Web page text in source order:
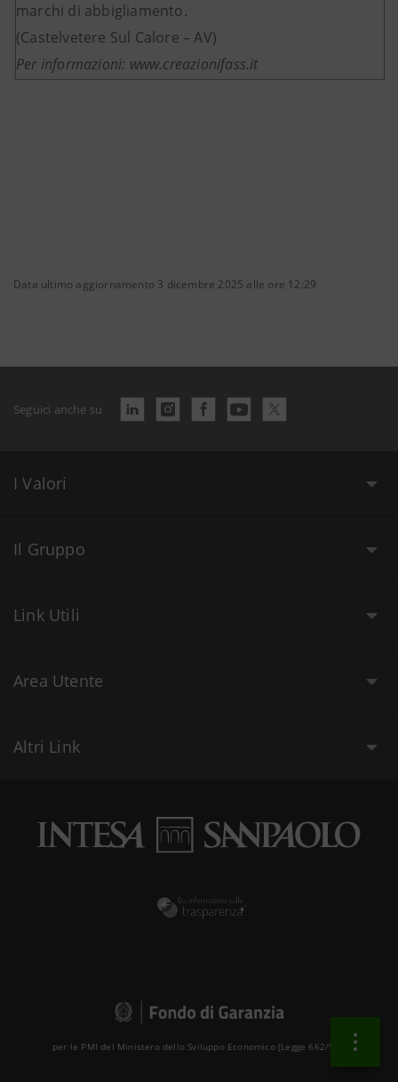
marchi di abbigliamento.
(Castelvetere Sul Calore – AV)
Per informazioni: www.creazionifass.it
Data ultimo aggiornamento 3 dicembre 2025 alle ore 12:29
Seguici anche su
I Valori
Il Gruppo
Link Utili
Area Utente
Altri Link
per le PMI del Ministero dello Sviluppo Economico (Legge 662/96 )